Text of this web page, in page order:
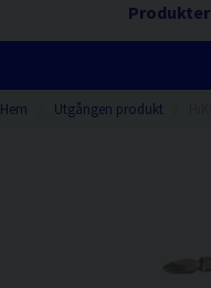
Produkter
Hem Utgången produkt